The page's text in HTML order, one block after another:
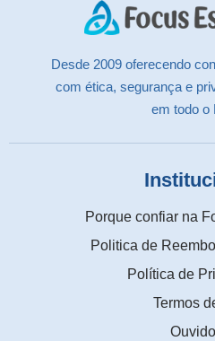
Desde 2009 oferecendo
com ética, segurança e
em todo o
Porque confiar na
Politica de
Política de
Termos